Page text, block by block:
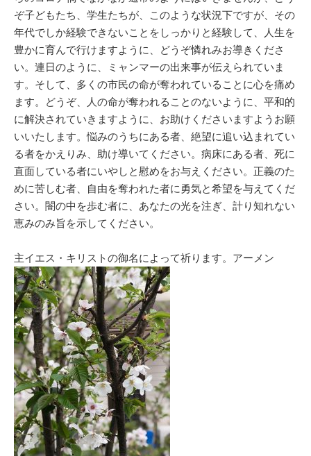
ぞ子どもたち、学生たちが、このような状況下ですが、その
年代でしか経験できないことをしっかりと経験して、人生を
豊かに育んで行けますように、どうぞ憐れみお導きくださ
い。連日のように、ミャンマーの出来事が伝えられていま
す。そして、多くの市民の命が奪われていることに心を痛め
ます。どうぞ、人の命が奪われることのないように、平和的
に解決されていきますように、お助けくださいますようお願
いいたします。悩みのうちにある者、絶望に追い込まれてい
る者をかえりみ、助け導いてください。病床にある者、死に
直面している者にいやしと慰めをお与えください。正義のた
めに苦しむ者、自由を奪われた者に勇気と希望を与えてくだ
さい。闇の中を歩む者に、あなたの光を注ぎ、計り知れない
恵みのみ旨を示してください。
主イエス・キリストの御名によって祈ります。アーメン